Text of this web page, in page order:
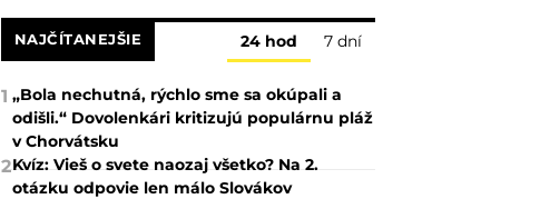
NAJČÍTANEJŠIE 24 hod 7 dní
1 „Bola nechutná, rýchlo sme sa okúpali a
odišli.“ Dovolenkári kritizujú populárnu pláž
v Chorvátsku
2Kvíz: Vieš o svete naozaj všetko? Na 2.
otázku odpovie len málo Slovákov